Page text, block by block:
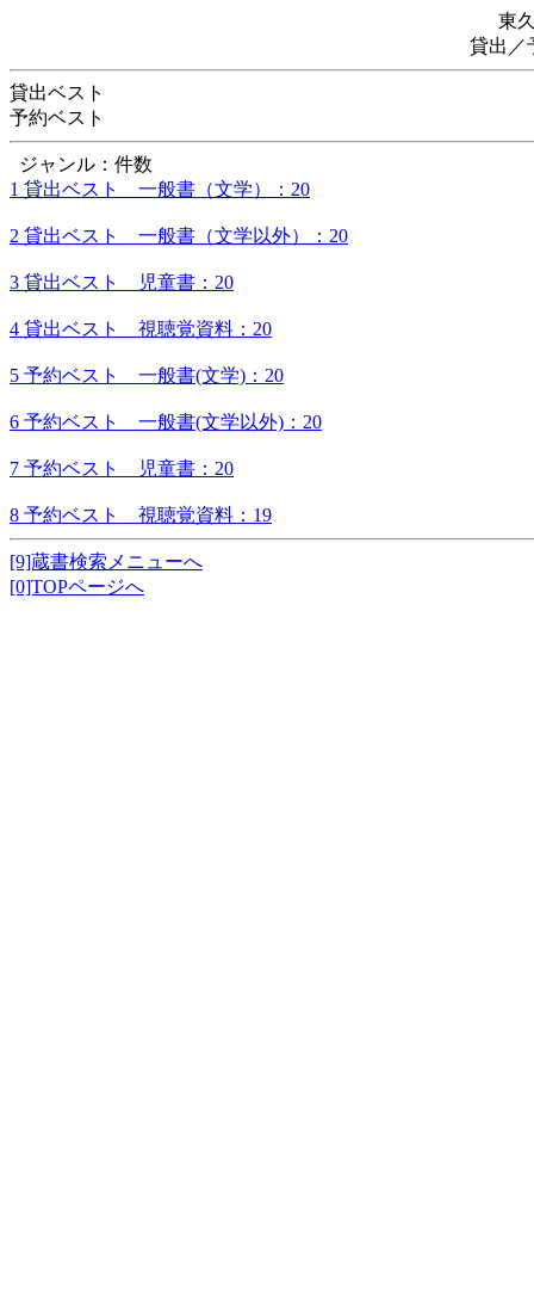
東
貸出／
貸出ベスト
予約ベスト
ジャンル：件数
1 貸出ベスト 一般書（文学）：20
2 貸出ベスト 一般書（文学以外）：20
3 貸出ベスト 児童書：20
4 貸出ベスト 視聴覚資料：20
5 予約ベスト 一般書(文学)：20
6 予約ベスト 一般書(文学以外)：20
7 予約ベスト 児童書：20
8 予約ベスト 視聴覚資料：19
[9]蔵書検索メニューへ
[0]TOPページへ